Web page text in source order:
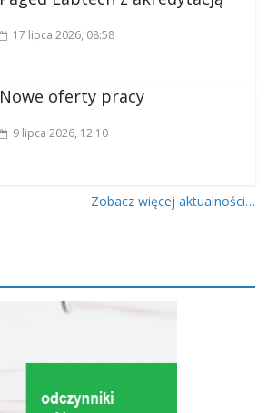
17 lipca 2026, 08:58
Nowe oferty pracy
9 lipca 2026, 12:10
Zobacz więcej aktualności…